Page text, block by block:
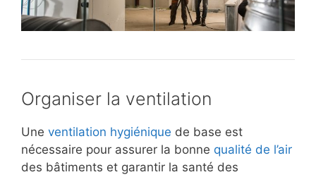
Organiser la ventilation
Une ventilation hygiénique de base est
nécessaire pour assurer la bonne qualité de l’air
des bâtiments et garantir la santé des